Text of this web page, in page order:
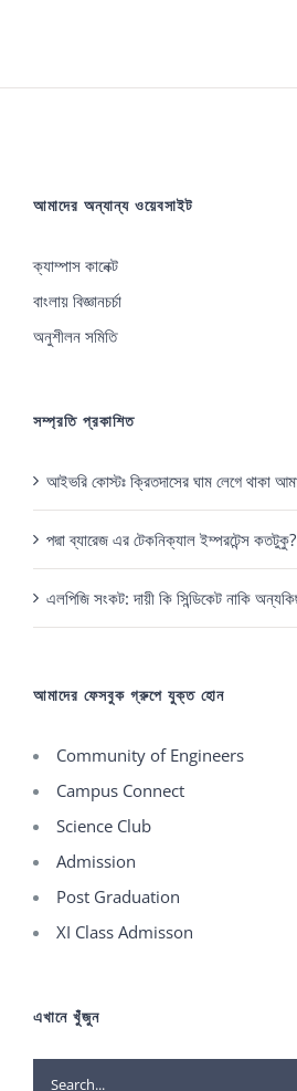
আমাদের অন্যান্য ওয়েবসাইট
ক্যাম্পাস কানেক্ট
বাংলায় বিজ্ঞানচর্চা
অনুশীলন সমিতি
সম্প্রতি প্রকাশিত
আইভরি কোস্টঃ ক্রিতদাসের ঘাম লেগে থাকা
পদ্মা ব্যারেজ এর টেকনিক্যাল ইম্পরটেন্স কতটুকু?
এলপিজি সংকট: দায়ী কি সিন্ডিকেট নাকি
আমাদের ফেসবুক গ্রুপে যুক্ত হোন
Community of Engineers
Campus Connect
Science Club
Admission
Post Graduation
XI Class Admisson
এখানে খুঁজুন
Search